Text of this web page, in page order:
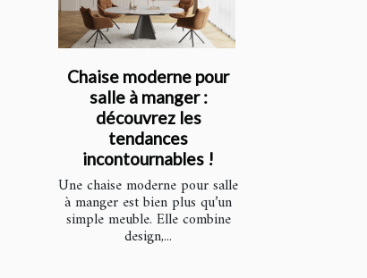
Chaise moderne pour
salle à manger :
découvrez les
tendances
incontournables !
Une chaise moderne pour salle
à manger est bien plus qu’un
simple meuble. Elle combine
design,...